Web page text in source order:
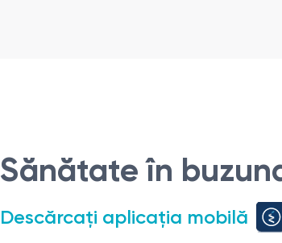
Sănătate în
Descărcați aplicația mobilă